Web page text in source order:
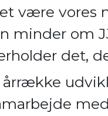
være vores
minder om
det,
årrække